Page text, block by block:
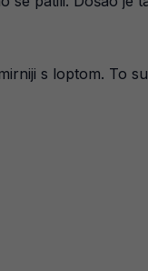
s loptom. To